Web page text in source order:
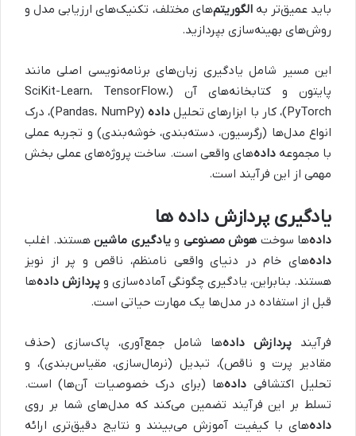
باید عمیق‌تر بهالگوریتم‌های مختلف، تکنیک‌های ارزیابی مدل و
روش‌های بهینه‌سازی بپردازید.
این مسیر شامل یادگیری زبان‌های برنامه‌نویسی اصلی مانند
پایتون و کتابخانه‌های آن (SciKit-Learn، TensorFlow،
PyTorch)، کار با ابزارهای تحلیل
داده‌
(Pandas، NumPy)، درک
انواع مدل‌ها (رگرسیون، دسته‌بندی، خوشه‌بندی) و تجربه عملی
با مجموعه‌داده‌های واقعی است. ساخت پروژه‌های عملی بخش
مهمی از این فرآیند است.
یادگیری پردازش داده‌ ها
داده‌ها سوخت هوش مصنوعی ویادگیری ماشین هستند. اغلب
داده‌های خام در دنیای واقعی نامنظم، ناقص و پر از نویز
هستند. بنابراین، یادگیری چگونگی آماده‌سازی و پردازش داده‌ها
قبل از استفاده در مدل‌ها یک مهارت حیاتی است.
فرآیند پردازش داده‌ها شامل جمع‌آوری، پاک‌سازی (حذف
مقادیر پرت و ناقص)، تبدیل (نرمال‌سازی، مقیاس‌بندی)، و
تحلیل اکتشافی داده‌ها (برای درک خصوصیات آن‌ها) است.
تسلط بر این فرآیند تضمین می‌کند که مدل‌های شما بر روی
داده‌های با کیفیت آموزش می‌بینند و نتایج دقیق‌تری ارائه